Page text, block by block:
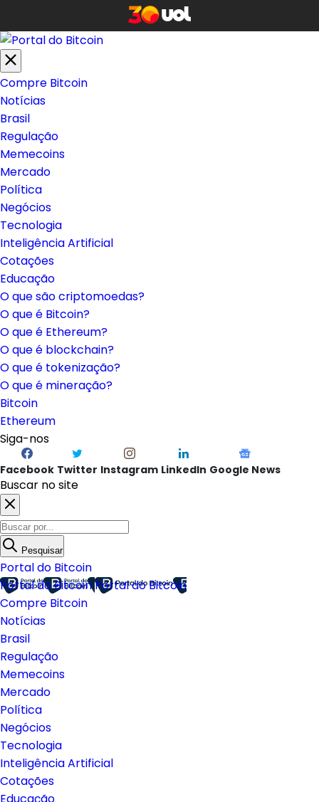
Compre Bitcoin
Notícias
Brasil
Regulação
Memecoins
Mercado
Política
Negócios
Tecnologia
Inteligência Artificial
Cotações
Educação
O que são criptomoedas?
O que é Bitcoin?
O que é Ethereum?
O que é blockchain?
O que é tokenização?
O que é mineração?
Bitcoin
Ethereum
Siga-nos
Facebook Twitter Instagram LinkedIn Google News
Buscar no site
Pesquisar
Portal do Bitcoin
Portal do BitcoinPortal do Bitcoin
Compre Bitcoin
Notícias
Brasil
Regulação
Memecoins
Mercado
Política
Negócios
Tecnologia
Inteligência Artificial
Cotações